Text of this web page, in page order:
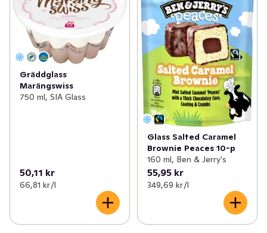
Gräddglass
Marängswiss
750 ml, SIA Glass
50,11 kr
66,81 kr /l
Glass Salted Caramel
Brownie Peaces 10-p
160 ml, Ben & Jerry's
55,95 kr
349,69 kr /l